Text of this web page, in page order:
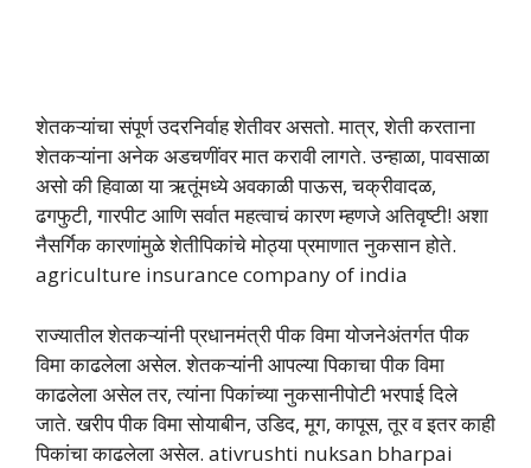
शेतकऱ्यांचा संपूर्ण उदरनिर्वाह शेतीवर असतो. मात्र, शेती करताना
शेतकऱ्यांना अनेक अडचणींवर मात करावी लागते. उन्हाळा, पावसाळा
असो की हिवाळा या ऋतूंमध्ये अवकाळी पाऊस, चक्रीवादळ,
ढगफुटी, गारपीट आणि सर्वात महत्वाचं कारण म्हणजे अतिवृष्टी! अशा
नैसर्गिक कारणांमुळे शेतीपिकांचे मोठ्या प्रमाणात नुकसान होते.
agriculture insurance company of india
राज्यातील शेतकऱ्यांनी प्रधानमंत्री पीक विमा योजनेअंतर्गत पीक
विमा काढलेला असेल. शेतकऱ्यांनी आपल्या पिकाचा पीक विमा
काढलेला असेल तर, त्यांना पिकांच्या नुकसानीपोटी भरपाई दिले
जाते. खरीप पीक विमा सोयाबीन, उडिद, मूग, कापूस, तूर व इतर काही
पिकांचा काढलेला असेल. ativrushti nuksan bharpai